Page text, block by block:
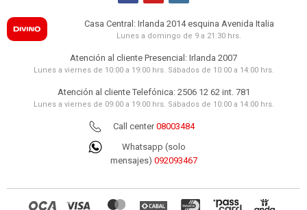
Casa Central: Irlanda 2014 esquina Avenida Italia
Lunes a domingo de 9 a 21:30 hrs.
Atención al cliente Presencial: Irlanda 2007
Lunes a viernes de 10:00 a 19:00 hrs. Sábados de 10:00 a 14:00 hrs.
Atención al cliente Telefónica: 2506 12 62 int. 781
Lunes a viernes de 09:00 a 19:00 hrs. Sábados de 10:00 a 14:00 hrs.
Call center08003484
Whatsapp (solo
mensajes) 092093467